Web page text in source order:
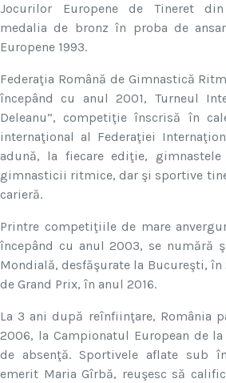
Jocurilor Europene de Tineret din
medalia de bronz în proba de
Europene 1993.
Federaţia Română de Gimnastică
începând cu anul 2001, Turneul
Deleanu”, competiţie înscrisă în
internaţional al Federaţiei
adună, la fiecare ediţie,
gimnasticii ritmice, dar şi sportive
carieră.
Printre competiţiile de mare
începând cu anul 2003, se numără
Mondială, desfăşurate la Bucureşti, în
de Grand Prix, în anul 2016.
La 3 ani după reînfiinţare, România
2006, la Campionatul European de
de absenţă. Sportivele aflate sub
emerit Maria Gîrbă, reuşesc să